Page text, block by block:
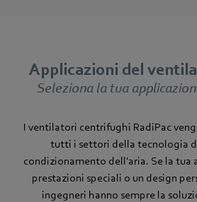
Applicazioni del
Seleziona la tua
I ventilatori centrifughi RadiPac
tutti i settori della tecnologia
condizionamento dell'aria. Se la tua
prestazioni speciali o un design
ingegneri hanno sempre la